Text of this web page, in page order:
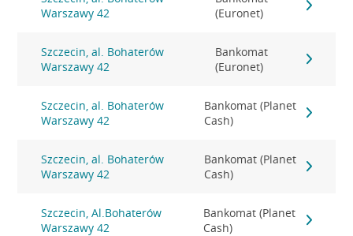
Warszawy 42
(Euronet)
Szczecin, al. Bohaterów
Warszawy 42
Bankomat
(Euronet)
Szczecin, al. Bohaterów
Warszawy 42
Bankomat (Planet
Cash)
Szczecin, al. Bohaterów
Warszawy 42
Bankomat (Planet
Cash)
Szczecin, Al.Bohaterów
Warszawy 42
Bankomat (Planet
Cash)